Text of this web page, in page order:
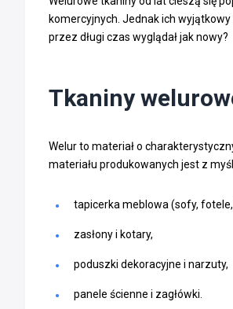
komercyjnych. Jednak ich
przez długi czas wyglądał jak nowy?
Tkaniny
Welur to materiał o
materiału produkowanych jest z
tapicerka meblowa (sofy, fotele,
zasłony i kotary,
poduszki dekoracyjne i narzuty,
panele ścienne i zagłówki.